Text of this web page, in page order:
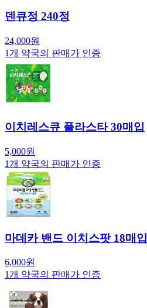
덴큐정 240정
24,000원
1개 약국의 판매가 인증
이치레스큐 플라스타 30매입
5,000원
1개 약국의 판매가 인증
마데카 밴드 이치스팟 18매입
6,000원
1개 약국의 판매가 인증